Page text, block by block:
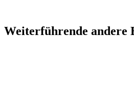
Weiterführende andere